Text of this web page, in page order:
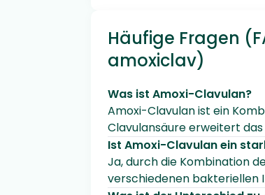
Häufige Fragen
amoxiclav)
Was ist Amoxi-Clavulan?
Amoxi-Clavulan ist ein
Clavulansäure erweitert
Ist Amoxi-Clavulan ein
Ja, durch die Kombination
verschiedenen bakteriellen